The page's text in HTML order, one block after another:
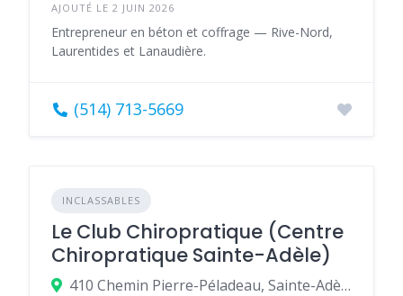
AJOUTÉ LE 2 JUIN 2026
Entrepreneur en béton et coffrage — Rive-Nord,
Laurentides et Lanaudière.
(514) 713-5669
INCLASSABLES
Le Club Chiropratique (Centre
Chiropratique Sainte-Adèle)
410 Chemin Pierre-Péladeau, Sainte-Adèle, Québec J8B 1Z4, Canada